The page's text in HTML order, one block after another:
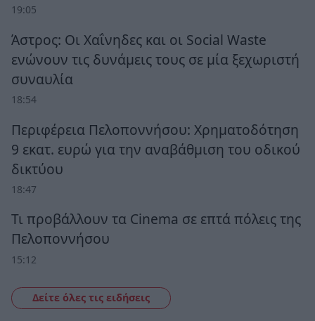
19:05
Άστρος: Οι Χαΐνηδες και οι Social Waste
ενώνουν τις δυνάμεις τους σε μία ξεχωριστή
συναυλία
18:54
Περιφέρεια Πελοποννήσου: Χρηματοδότηση
9 εκατ. ευρώ για την αναβάθμιση του οδικού
δικτύου
18:47
Τι προβάλλουν τα Cinema σε επτά πόλεις της
Πελοποννήσου
15:12
Δείτε όλες τις ειδήσεις